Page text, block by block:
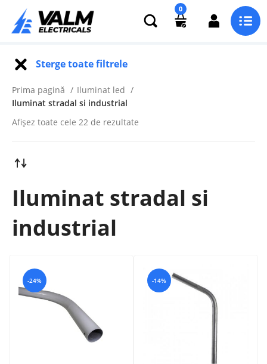
0
Sterge toate filtrele
Prima pagină
Iluminat led
Iluminat stradal si industrial
Afișez toate cele 22 de rezultate
Iluminat stradal si
industrial
-24% -14%